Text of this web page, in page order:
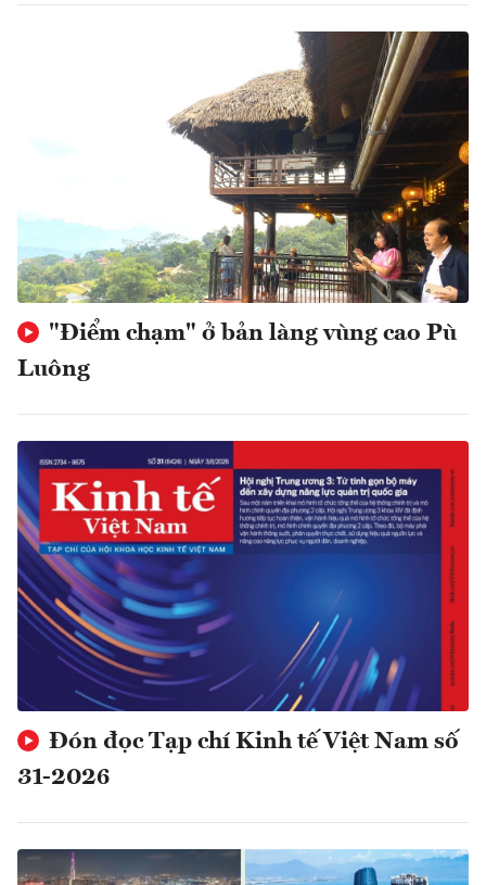
"Điểm chạm" ở bản làng vùng cao Pù
Luông
Đón đọc Tạp chí Kinh tế Việt Nam số
31-2026